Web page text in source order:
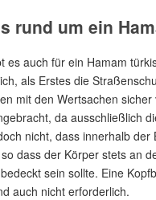
rund um ein
es auch für ein Hamam
als Erstes die
mit den Wertsachen
da ausschließlich
nicht, dass innerhalb
dass der Körper stets an
sein sollte. Eine
auch nicht erforderlich.